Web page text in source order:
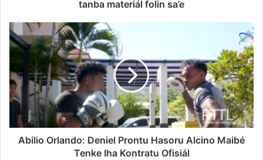
tanba materiál folin sa’e
Abilio Orlando: Deniel Prontu Hasoru Alcino Maibé
Tenke Iha Kontratu Ofisiál